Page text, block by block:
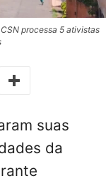
processa 5 ativistas
suas
da